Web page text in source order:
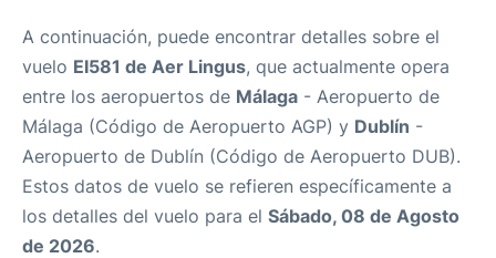
A continuación, puede encontrar detalles sobre el
vuelo EI581 de Aer Lingus, que actualmente opera
entre los aeropuertos de Málaga - Aeropuerto de
Málaga (Código de Aeropuerto AGP) y Dublín -
Aeropuerto de Dublín (Código de Aeropuerto DUB).
Estos datos de vuelo se refieren específicamente a
los detalles del vuelo para el Sábado, 08 de Agosto
de 2026.